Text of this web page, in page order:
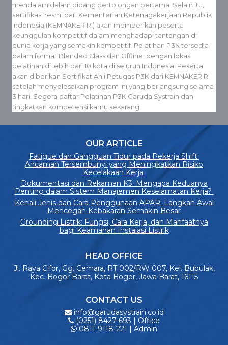
mendalam dalam bidang pertolongan pertama. Selain itu,
sertifikasi resmi dari Kementerian Ketenagakerjaan Republik
Indonesia (KEMNAKER RI) akan memberikan peserta
keunggulan kompetitif dalam menghadapi tantangan di
dunia kerja yang semakin kompetitif. Pelatihan P3K tersedia
dalam format Blended Class dan Offline, dengan lokasi
pelatihan di lebih dari 10 kota di seluruh Indonesia. Peserta
akan diberikan Sertifikat Ahli Petugas P3K dari KEMNAKER RI
setelah menyelesaikan program ini yang berlangsung selama
3 hari. Segera daftar Pelatihan P3K Garuda Systrain dan
tingkatkan kompetensi kamu sekarang!
OUR ARTICLE
Fatigue dan Gangguan Tidur pada Pekerja Shift:
Ancaman Tersembunyi yang Meningkatkan Risiko
Kecelakaan Kerja
Dokumentasi dan Rekaman K3: Mengapa Keduanya
Penting dalam Sistem Manajemen Keselamatan Kerja?
Kenali Jenis dan Cara Penggunaan APAR: Langkah Awal
Mencegah Kebakaran Semakin Besar
Grounding Listrik: Fungsi, Cara Kerja, dan Manfaatnya
bagi Keamanan Instalasi Listrik
HEAD OFFICE
Jl. Raya Cifor, Gg. Cemara, RT 002/RW 007, Kel. Bubulak,
Kec. Bogor Barat, Kota Bogor, Jawa Barat, 16115
CONTACT US
info@garudasystrain.co.id
(0251) 8427 693 | Office
0811-9118-221 | Admin